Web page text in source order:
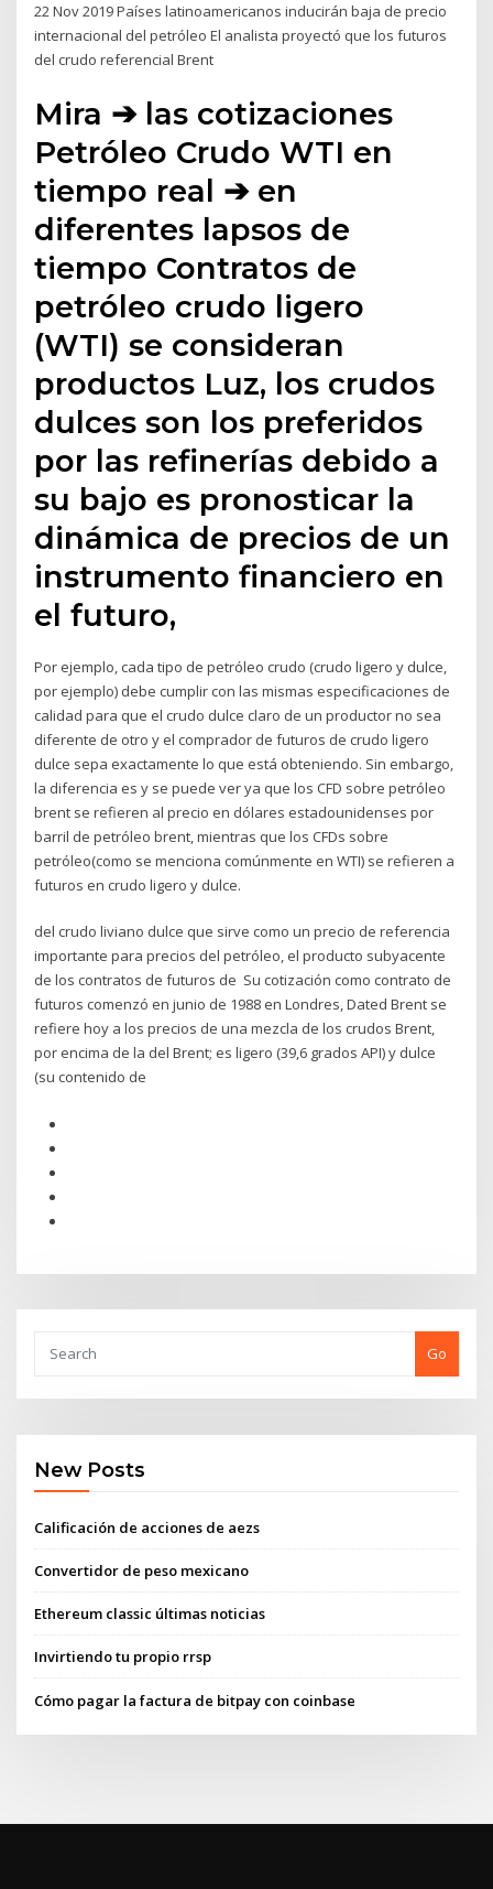
22 Nov 2019 Países latinoamericanos inducirán baja de precio
internacional del petróleo El analista proyectó que los futuros
del crudo referencial Brent
Mira ➔ las cotizaciones
Petróleo Crudo WTI en
tiempo real ➔ en
diferentes lapsos de
tiempo Contratos de
petróleo crudo ligero
(WTI) se consideran
productos Luz, los crudos
dulces son los preferidos
por las refinerías debido a
su bajo es pronosticar la
dinámica de precios de un
instrumento financiero en
el futuro,
Por ejemplo, cada tipo de petróleo crudo (crudo ligero y dulce,
por ejemplo) debe cumplir con las mismas especificaciones de
calidad para que el crudo dulce claro de un productor no sea
diferente de otro y el comprador de futuros de crudo ligero
dulce sepa exactamente lo que está obteniendo. Sin embargo,
la diferencia es y se puede ver ya que los CFD sobre petróleo
brent se refieren al precio en dólares estadounidenses por
barril de petróleo brent, mientras que los CFDs sobre
petróleo(como se menciona comúnmente en WTI) se refieren a
futuros en crudo ligero y dulce.
del crudo liviano dulce que sirve como un precio de referencia
importante para precios del petróleo, el producto subyacente
de los contratos de futuros de Su cotización como contrato de
futuros comenzó en junio de 1988 en Londres, Dated Brent se
refiere hoy a los precios de una mezcla de los crudos Brent,
por encima de la del Brent; es ligero (39,6 grados API) y dulce
(su contenido de
Go
New Posts
Calificación de acciones de aezs
Convertidor de peso mexicano
Ethereum classic últimas noticias
Invirtiendo tu propio rrsp
Cómo pagar la factura de bitpay con coinbase